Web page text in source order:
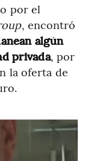
por el
, encontró
algún
privada, por
la oferta de